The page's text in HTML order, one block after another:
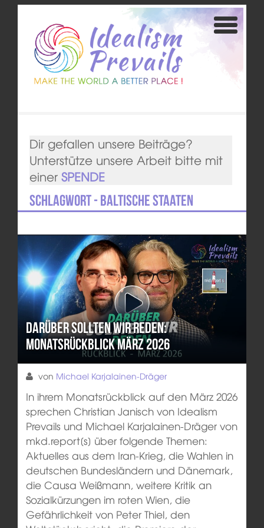
Dir gefallen unsere Beiträge?
Unterstütze unsere Arbeit bitte mit
einer SPENDE
Schlagwort - baltische Staaten
Darüber sollten wir reden:
Monatsrückblick März 2026
von Michael Karjalainen-Dräger
In ihrem Monatsrückblick auf den März 2026
sprechen Christian Janisch von Idealism
Prevails und Michael Karjalainen-Dräger von
mkd.report[s] über folgende Themen:
Aktuelles aus dem Iran-Krieg, die Wahlen in
deutschen Bundesländern und Dänemark,
die Causa Weißmann, weitere Kritik an
Sozialkürzungen im roten Wien, die
Gefährlichkeit von Peter Thiel, den